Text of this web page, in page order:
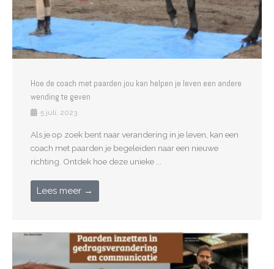
Hoe de coach met paarden jou kan helpen je leven een andere
wending te geven
5 juli, 2023
Als je op zoek bent naar verandering in je leven, kan een
coach met paarden je begeleiden naar een nieuwe
richting. Ontdek hoe deze unieke ...
Lees meer →